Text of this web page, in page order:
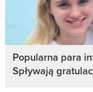
Popularna para
Spływają